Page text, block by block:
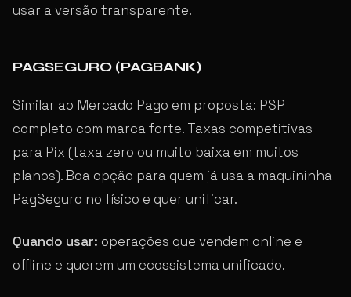
usar a versão transparente.
PAGSEGURO (PAGBANK)
Similar ao Mercado Pago em proposta: PSP
completo com marca forte. Taxas competitivas
para Pix (taxa zero ou muito baixa em muitos
planos). Boa opção para quem já usa a maquininha
PagSeguro no físico e quer unificar.
Quando usar: operações que vendem online e
offline e querem um ecossistema unificado.